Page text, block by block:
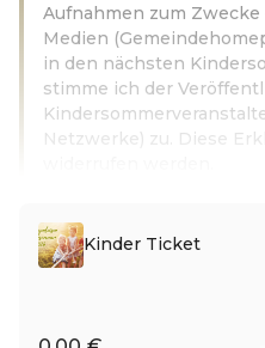
Aufnahmen zum
Medien
in den nächsten
stimme ich der
Netzwerke) zu. Diese
Kinder Ticket